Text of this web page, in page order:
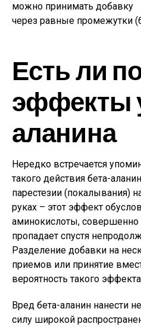
можно принимать добавку
через равные промежутки
Есть ли
эффекты
аланина
Нередко встречается
такого действия бета-
парестезии (покалывания)
руках – этот эффект
аминокислоты, совершенно
пропадает спустя
Разделение добавки на
приемов или принятие
вероятность такого
Вред бета-аланин нанести
силу широкой